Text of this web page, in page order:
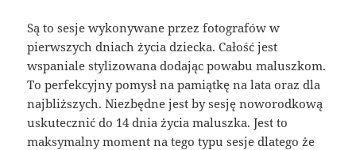
Są to sesje wykonywane przez fotografów w
pierwszych dniach życia dziecka. Całość jest
wspaniale stylizowana dodając powabu maluszkom.
To perfekcyjny pomysł na pamiątkę na lata oraz dla
najbliższych. Niezbędne jest by sesję noworodkową
uskutecznić do 14 dnia życia maluszka. Jest to
maksymalny moment na tego typu sesje dlatego że